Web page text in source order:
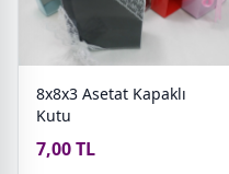
8x8x3 Asetat Kapaklı
Kutu
7,00 TL